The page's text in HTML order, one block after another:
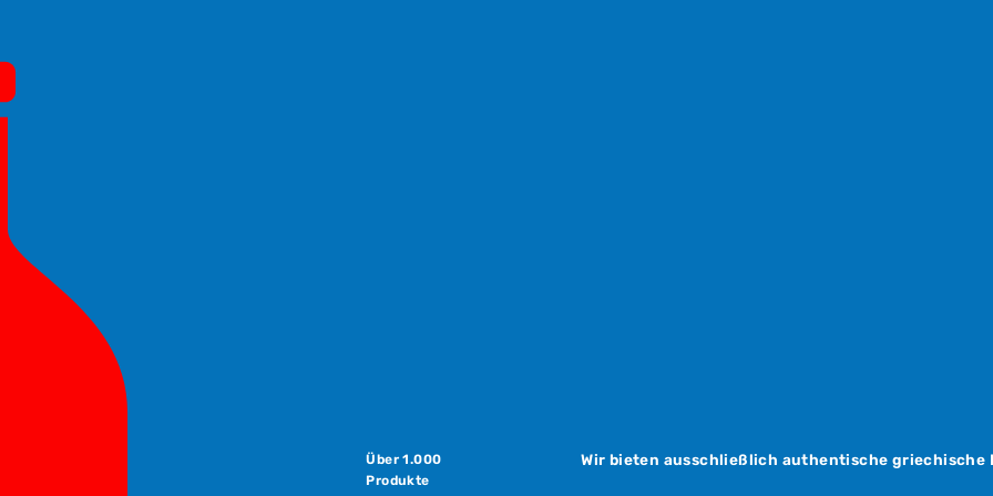
Über 1.000
Produkte
Wir bieten ausschließlich authentische griechische